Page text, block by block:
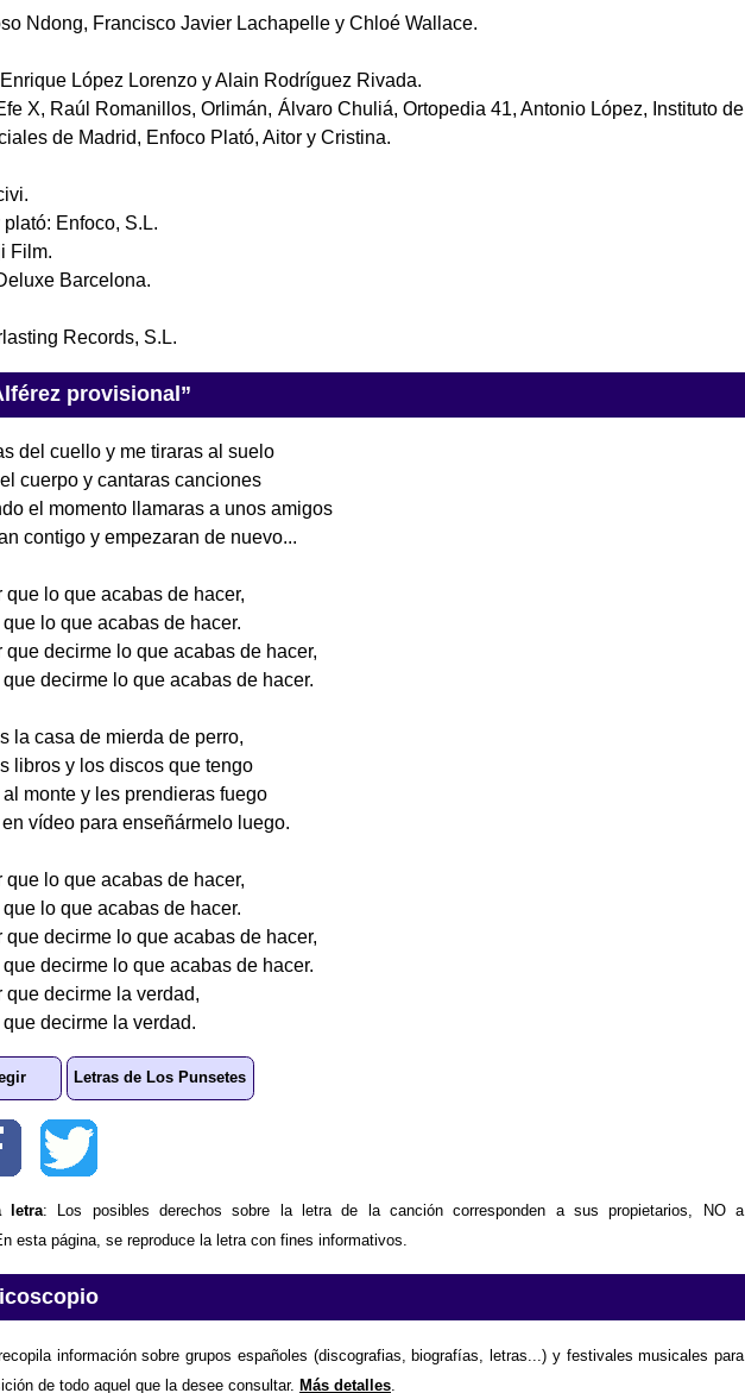
Ndong, Francisco Javier Lachapelle y Chloé Wallace.
López Lorenzo y Alain Rodríguez Rivada.
X, Raúl Romanillos, Orlimán, Álvaro Chuliá, Ortopedia 41, Antonio López, Instituto de
de Madrid, Enfoco Plató, Aitor y Cristina.
plató: Enfoco, S.L.
Film.
Barcelona.
Records, S.L.
provisional”
del cuello y me tiraras al suelo
cuerpo y cantaras canciones
el momento llamaras a unos amigos
contigo y empezaran de nuevo...
que lo que acabas de hacer,
lo que acabas de hacer.
que decirme lo que acabas de hacer,
decirme lo que acabas de hacer.
la casa de mierda de perro,
libros y los discos que tengo
monte y les prendieras fuego
vídeo para enseñármelo luego.
que lo que acabas de hacer,
lo que acabas de hacer.
que decirme lo que acabas de hacer,
decirme lo que acabas de hacer.
que decirme la verdad,
decirme la verdad.
Letras de Los Punsetes
letra: Los posibles derechos sobre la letra de la canción corresponden a sus propietarios, NO a
esta página, se reproduce la letra con fines informativos.
información sobre grupos españoles (discografias, biografías, letras...) y festivales musicales para
de todo aquel que la desee consultar. Más detalles